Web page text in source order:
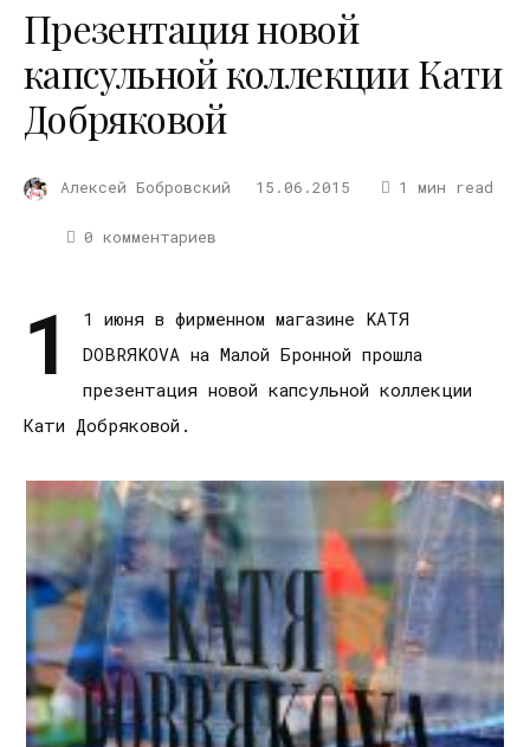
Презентация новой
капсульной коллекции Кати
Добряковой
Алексей Бобровский 15.06.2015 1 мин read
0 комментариев
1
1 июня в фирменном магазине KATЯ
DOBRЯKOVA на Малой Бронной прошла
презентация новой капсульной коллекции
Кати Добряковой.